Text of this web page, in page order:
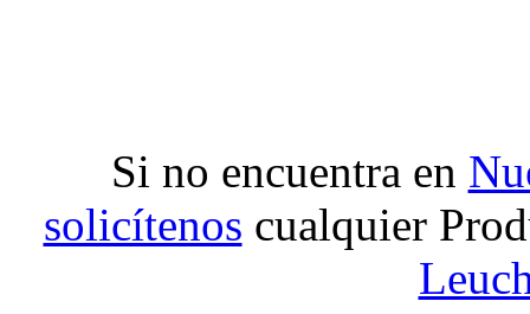
Si no encuentra en
solicítenos cualquier